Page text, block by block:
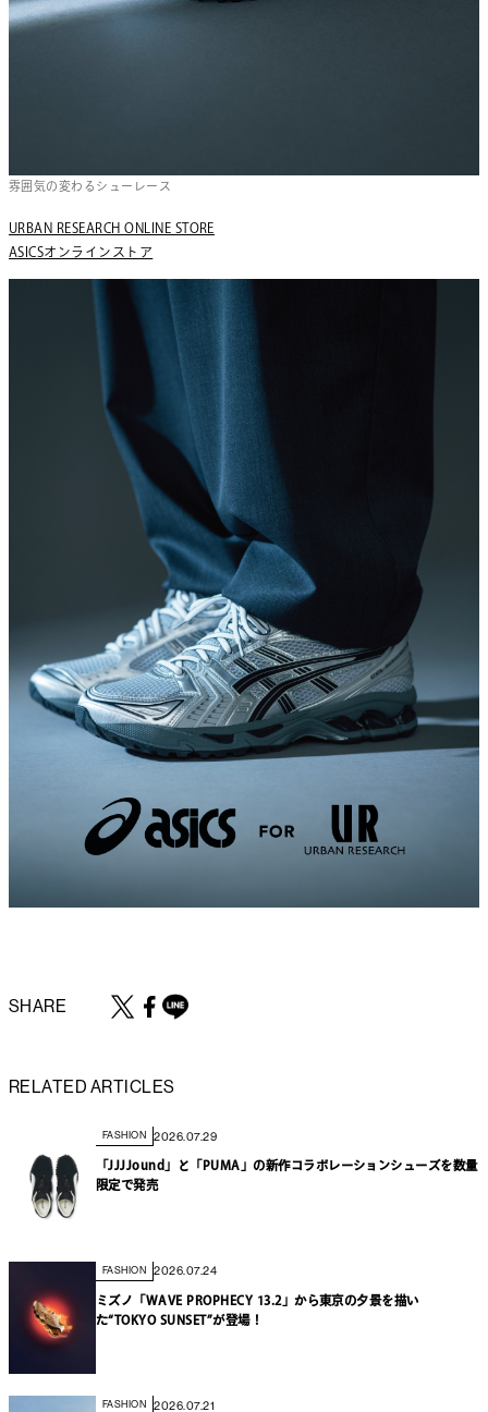
雰囲気の変わるシューレース
URBAN RESEARCH ONLINE STORE
ASICSオンラインストア
SHARE
RELATED ARTICLES
FASHION 2026.07.29
「JJJJound」と「PUMA」の新作コラボレーションシューズを数量
限定で発売
FASHION 2026.07.24
ミズノ「WAVE PROPHECY 13.2」から東京の夕景を描い
た“TOKYO SUNSET”が登場！
FASHION 2026.07.21